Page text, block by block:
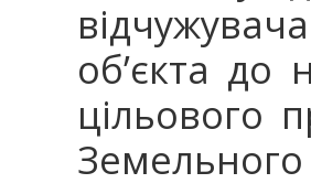
об’єкта до
цільового
Земельного